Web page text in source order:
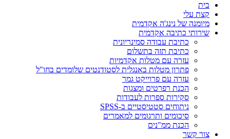
בית
קצת עלי
מיומנה של נינג'ה אקדמית
שירותי כתיבה אקדמית
כתיבת עבודה סמינריונית
כתיבת תזה בתשלום
עזרה עם מטלות אקדמיות
פתרון מטלות באנגלית לסטודנטים שלומדים בחו"ל
עזרה עם פרוייקט גמר
הכנת רפרטים ומצגות
סקירות ספרות לעבודות
ניתוחים סטטיסטיים ב-SPSS
סיכומים ותרגומים למאמרים
הכנת ממ"נים
צור קשר